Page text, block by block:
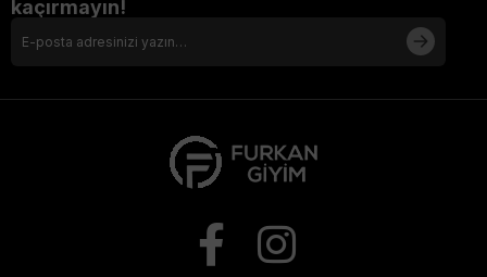
kaçırmayın!